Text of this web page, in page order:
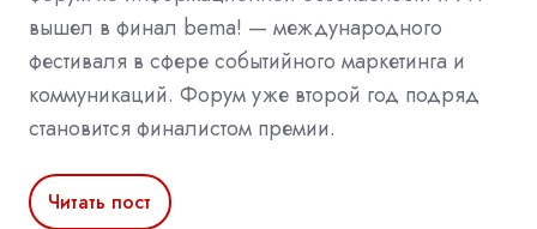
вышел в финал bema! — международного
фестиваля в сфере событийного маркетинга и
коммуникаций. Форум уже второй год подряд
становится финалистом премии.
Читать пост